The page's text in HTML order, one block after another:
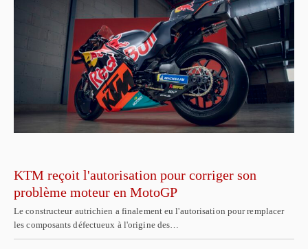
KTM reçoit l'autorisation pour corriger son
problème moteur en MotoGP
Le constructeur autrichien a finalement eu l'autorisation pour remplacer
les composants défectueux à l'origine des…